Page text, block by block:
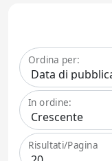
Ordina per:
In ordine:
Risultati/Pagina